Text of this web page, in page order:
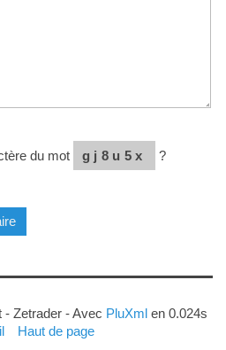
du mot gj8u5x ?
- Zetrader - Avec PluXmlen 0.024s
Haut de page